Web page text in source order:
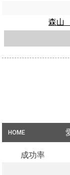
森山
HOME
成功率